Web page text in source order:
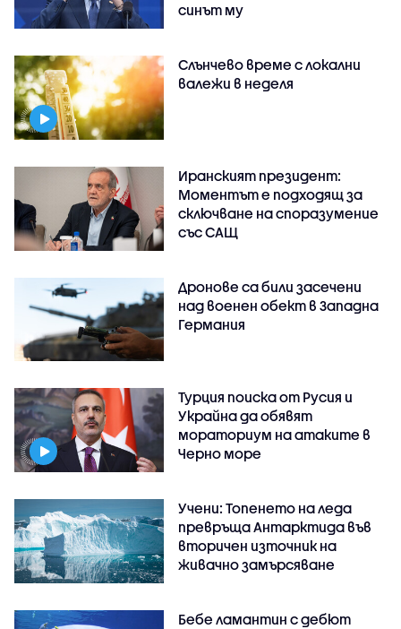
синът му
Слънчево време с локални
валежи в неделя
Иранският президент:
Моментът е подходящ за
сключване на споразумение
със САЩ
Дронове са били засечени
над военен обект в Западна
Германия
Турция поиска от Русия и
Украйна да обявят
мораториум на атаките в
Черно море
Учени: Топенето на леда
превръща Антарктида във
вторичен източник на
живачно замърсяване
Бебе ламантин с дебют